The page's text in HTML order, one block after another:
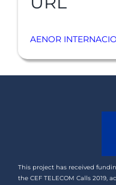
AENOR
This project has received
the CEF TELECOM Calls 2019,